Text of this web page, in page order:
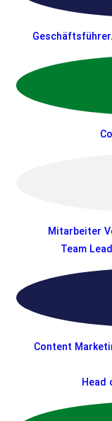
Mitarbeiter
Team
Content
Head